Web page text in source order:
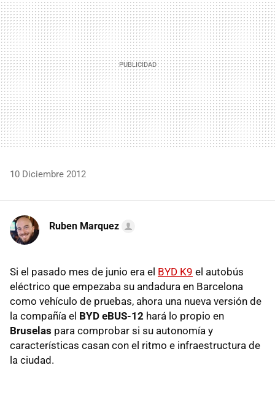
10 Diciembre 2012
Ruben Marquez
Si el pasado mes de junio era el BYD K9 el autobús
eléctrico que empezaba su andadura en Barcelona
como vehículo de pruebas, ahora una nueva versión de
la compañía el BYD eBUS-12 hará lo propio en
Bruselas para comprobar si su autonomía y
características casan con el ritmo e infraestructura de
la ciudad.